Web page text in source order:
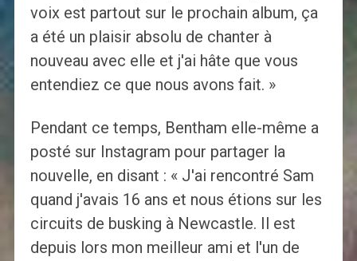
voix est partout sur le prochain album, ça
a été un plaisir absolu de chanter à
nouveau avec elle et j'ai hâte que vous
entendiez ce que nous avons fait. »
Pendant ce temps, Bentham elle-même a
posté sur Instagram pour partager la
nouvelle, en disant : « J'ai rencontré Sam
quand j'avais 16 ans et nous étions sur les
circuits de busking à Newcastle. Il est
depuis lors mon meilleur ami et l'un de